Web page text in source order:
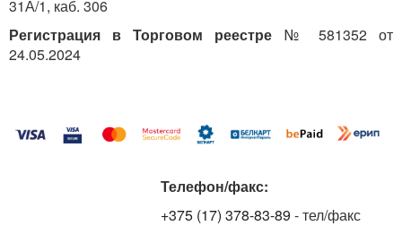
31А/1, каб. 306
Регистрация в Торговом реестре № 581352 от
24.05.2024
Телефон/факс:
+375 (17) 378-83-89 - тел/факс